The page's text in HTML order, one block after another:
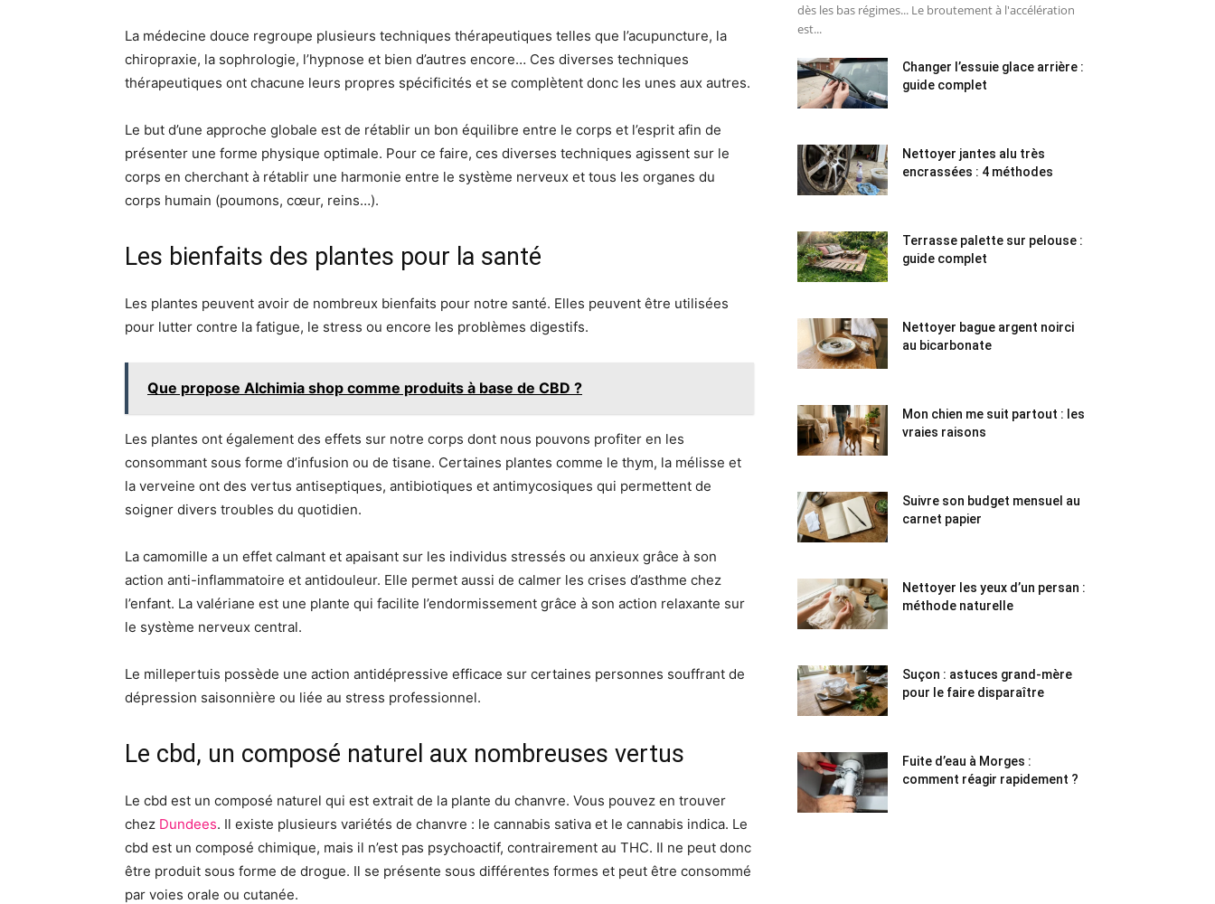
La médecine douce regroupe plusieurs techniques thérapeutiques telles que l’acupuncture, la
chiropraxie, la sophrologie, l’hypnose et bien d’autres encore… Ces diverses techniques
thérapeutiques ont chacune leurs propres spécificités et se complètent donc les unes aux autres.
Le but d’une approche globale est de rétablir un bon équilibre entre le corps et l’esprit afin de
présenter une forme physique optimale. Pour ce faire, ces diverses techniques agissent sur le
corps en cherchant à rétablir une harmonie entre le système nerveux et tous les organes du
corps humain (poumons, cœur, reins…).
Les bienfaits des plantes pour la santé
Les plantes peuvent avoir de nombreux bienfaits pour notre santé. Elles peuvent être utilisées
pour lutter contre la fatigue, le stress ou encore les problèmes digestifs.
Que propose Alchimia shop comme produits à base de CBD ?
Les plantes ont également des effets sur notre corps dont nous pouvons profiter en les
consommant sous forme d’infusion ou de tisane. Certaines plantes comme le thym, la mélisse et
la verveine ont des vertus antiseptiques, antibiotiques et antimycosiques qui permettent de
soigner divers troubles du quotidien.
La camomille a un effet calmant et apaisant sur les individus stressés ou anxieux grâce à son
action anti-inflammatoire et antidouleur. Elle permet aussi de calmer les crises d’asthme chez
l’enfant. La valériane est une plante qui facilite l’endormissement grâce à son action relaxante sur
le système nerveux central.
Le millepertuis possède une action antidépressive efficace sur certaines personnes souffrant de
dépression saisonnière ou liée au stress professionnel.
Le cbd, un composé naturel aux nombreuses vertus
Le cbd est un composé naturel qui est extrait de la plante du chanvre. Vous pouvez en trouver
chez Dundees. Il existe plusieurs variétés de chanvre : le cannabis sativa et le cannabis indica. Le
cbd est un composé chimique, mais il n’est pas psychoactif, contrairement au THC. Il ne peut donc
être produit sous forme de drogue. Il se présente sous différentes formes et peut être consommé
par voies orale ou cutanée.
dès les bas régimes... Le broutement à l'accélération
est...
Changer l’essuie glace arrière :
guide complet
Nettoyer jantes alu très
encrassées : 4 méthodes
Terrasse palette sur pelouse :
guide complet
Nettoyer bague argent noirci
au bicarbonate
Mon chien me suit partout : les
vraies raisons
Suivre son budget mensuel au
carnet papier
Nettoyer les yeux d’un persan :
méthode naturelle
Suçon : astuces grand-mère
pour le faire disparaître
Fuite d’eau à Morges :
comment réagir rapidement ?